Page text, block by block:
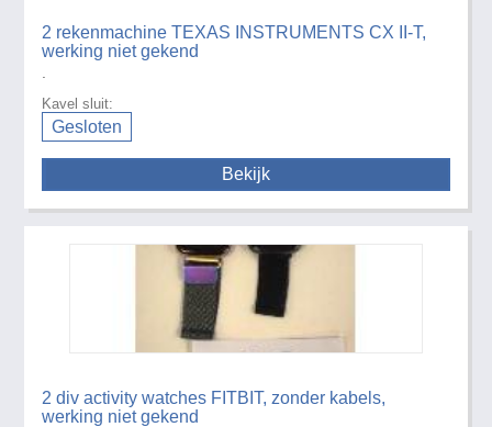
2 rekenmachine TEXAS INSTRUMENTS CX II-T,
werking niet gekend
Kavel sluit:
Gesloten
Bekijk
2 div activity watches FITBIT, zonder kabels,
werking niet gekend